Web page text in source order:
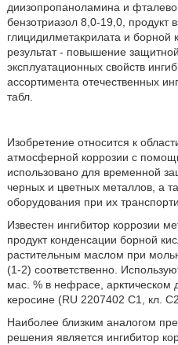
диизопропаноламина и
бензотриазол 8,0-19,0, продукт
глицидилметакрилата и борной
результат - повышение
эксплуатационных свойств
ассортимента отечественных
табл.
Изобретение относится к
атмосферной коррозии с
использовано для временной
черных и цветных металлов, а
оборудования при их
Известен ингибитор коррозии
продукт конденсации борной
растительным маслом при
(1-2) соответственно.
мас. % в нефрасе, арктическом
керосине (RU 2207402 C1, кл.
Наиболее близким аналогом
решения является ингибитор